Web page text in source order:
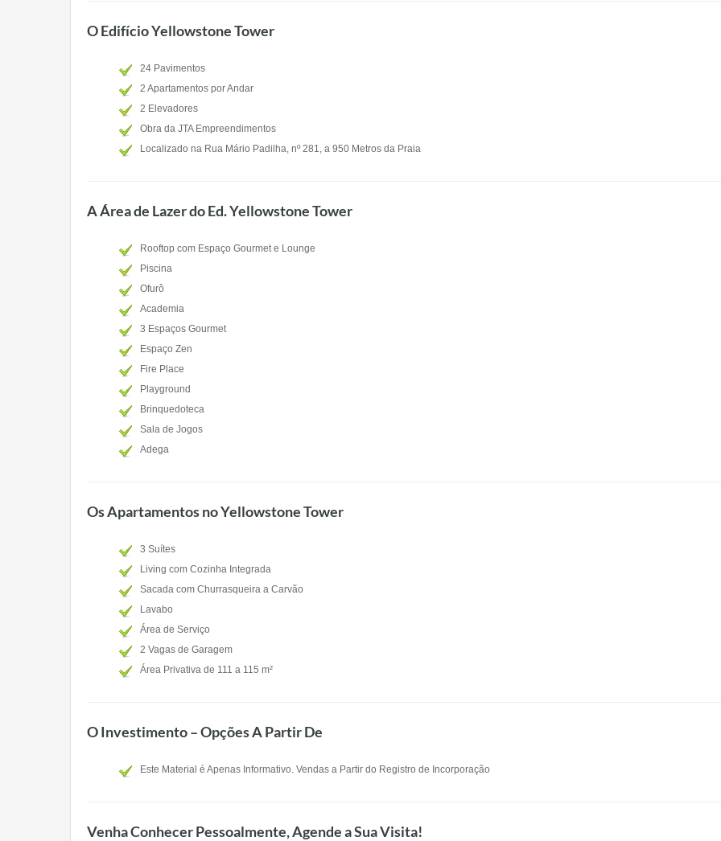
O Edifício Yellowstone Tower
24 Pavimentos
2 Apartamentos por Andar
2 Elevadores
Obra da JTA Empreendimentos
Localizado na Rua Mário Padilha, nº 281, a 950 Metros da Praia
A Área de Lazer do Ed. Yellowstone Tower
Rooftop com Espaço Gourmet e Lounge
Piscina
Ofurô
Academia
3 Espaços Gourmet
Espaço Zen
Fire Place
Playground
Brinquedoteca
Sala de Jogos
Adega
Os Apartamentos no Yellowstone Tower
3 Suítes
Living com Cozinha Integrada
Sacada com Churrasqueira a Carvão
Lavabo
Área de Serviço
2 Vagas de Garagem
Área Privativa de 111 a 115 m²
O Investimento – Opções A Partir De
Este Material é Apenas Informativo. Vendas a Partir do Registro de Incorporação
Venha Conhecer Pessoalmente, Agende a Sua Visita!